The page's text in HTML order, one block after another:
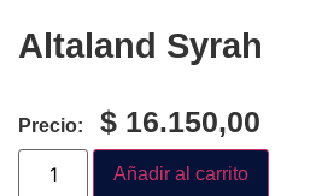
Altaland Syrah
Precio: $ 16.150,00
Añadir al carrito